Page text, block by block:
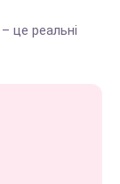
це реальні